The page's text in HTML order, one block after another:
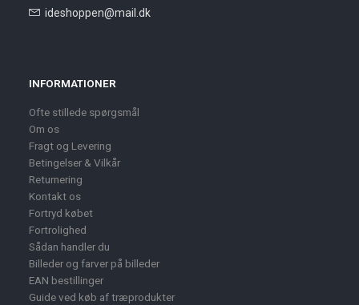
ideshoppen@mail.dk
INFORMATIONER
Ofte stillede spørgsmål
Om os
Fragt og Levering
Betingelser & Vilkår
Returnering
Kontakt os
Fortryd købet
Fortrolighed
Sådan handler du
Billeder og farver på billeder
EAN bestillinger
Guide ved køb af træprodukter